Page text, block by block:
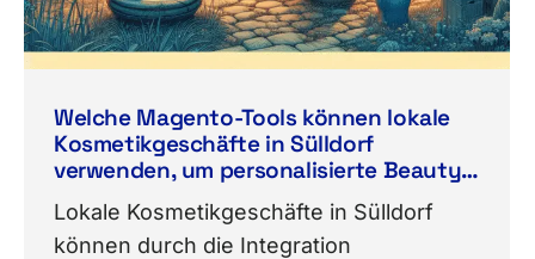
Welche Magento-Tools können lokale
Kosmetikgeschäfte in Sülldorf
verwenden, um personalisierte Beauty-
und Hautpflegeberatungen online
anzubieten?
Lokale Kosmetikgeschäfte in Sülldorf
können durch die Integration